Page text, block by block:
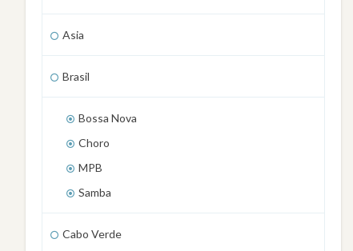
Asia
Brasil
Bossa Nova
Choro
MPB
Samba
Cabo Verde